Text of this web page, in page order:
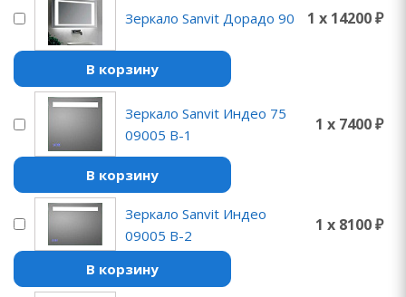
Зеркало Sanvit Дорадо 90 1 x 14200 ₽
В корзину
Зеркало Sanvit Индео 75
09005 B-1
1 x 7400 ₽
В корзину
Зеркало Sanvit Индео
09005 B-2
1 x 8100 ₽
В корзину